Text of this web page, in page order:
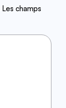
Les champs